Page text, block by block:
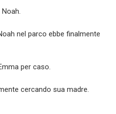
nel parco ebbe finalmente
per caso.
cercando sua madre.